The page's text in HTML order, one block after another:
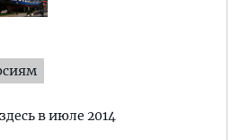
в июле 2014